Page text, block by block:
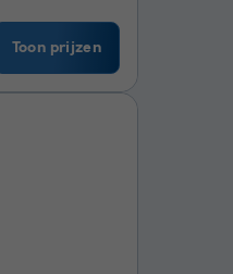
Toon prijzen